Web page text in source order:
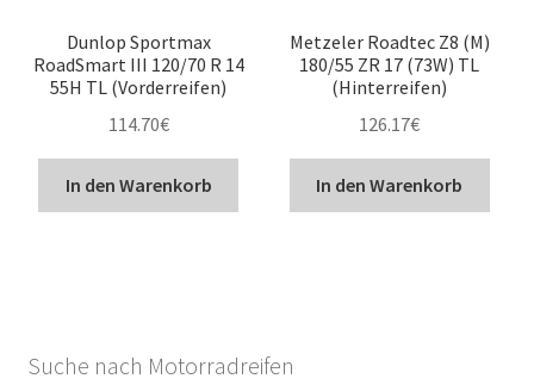
Dunlop Sportmax
RoadSmart III 120/70 R 14
55H TL (Vorderreifen)
114.70€
In den Warenkorb
Metzeler Roadtec Z8 (M)
180/55 ZR 17 (73W) TL
(Hinterreifen)
126.17€
In den Warenkorb
Suche nach Motorradreifen